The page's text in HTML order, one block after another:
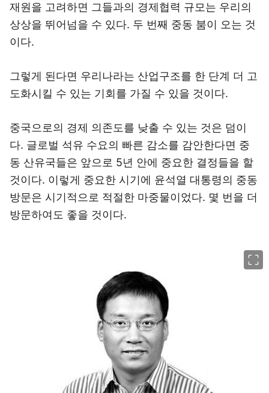
재원을 고려하면 그들과의 경제협력 규모는 우리의
상상을 뛰어넘을 수 있다. 두 번째 중동 붐이 오는 것
이다.
그렇게 된다면 우리나라는 산업구조를 한 단계 더 고
도화시킬 수 있는 기회를 가질 수 있을 것이다.
중국으로의 경제 의존도를 낮출 수 있는 것은 덤이
다. 글로벌 석유 수요의 빠른 감소를 감안한다면 중
동 산유국들은 앞으로 5년 안에 중요한 결정들을 할
것이다. 이렇게 중요한 시기에 윤석열 대통령의 중동
방문은 시기적으로 적절한 마중물이었다. 몇 번을 더
방문하여도 좋을 것이다.